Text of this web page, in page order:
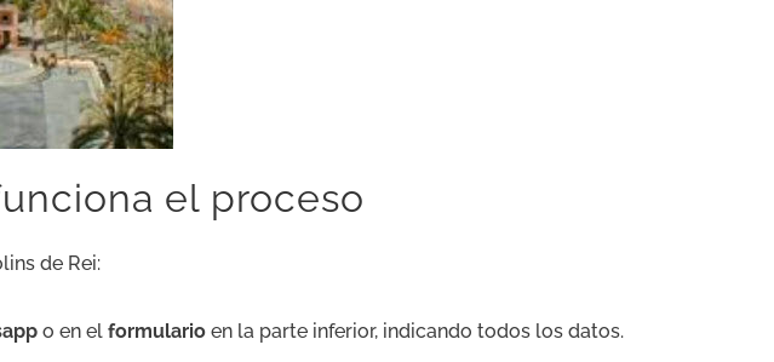
el proceso
de Rei:
o en el formulario en la parte inferior, indicando todos los datos.